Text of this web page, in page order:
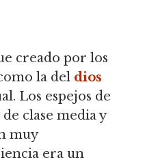
creado por los
la del dios
Los espejos de
clase media y
muy
era un